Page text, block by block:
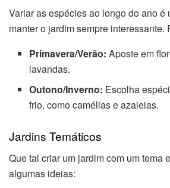
Variar as espécies ao longo do ano é
manter o jardim sempre interessante.
Primavera/Verão: Aposte em
lavandas.
Outono/Inverno: Escolha
frio, como camélias e azaleias.
Jardins Temáticos
Que tal criar um jardim com um tema
algumas ideias: